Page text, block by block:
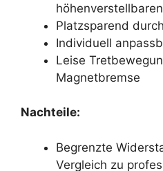
Platzsparend
Individuell
Leise
Magnetbremse
Nachteile:
Begrenzte
Vergleich zu